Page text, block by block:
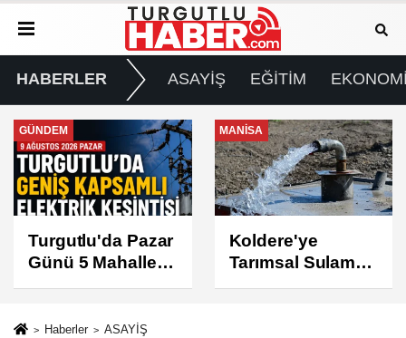
HABERLER ASAYİŞ EĞİTİM
MANİSA
Koldere'ye
Tarımsal Sulama
Desteği
GÜNDEM
Manisa'da 1.200
Kınalı Keklik
Doğaya Salındı
Haberler ASAYİŞ